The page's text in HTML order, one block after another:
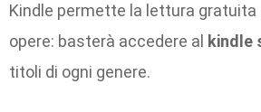
Kindle permette la lettura gratuita
opere: basterà accedere al kindle
titoli di ogni genere.